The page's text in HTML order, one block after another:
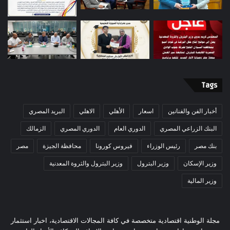
Tags
أخبار الفن والفنانين اسعار الأهلي الاهلي البريد المصري
البنك الزراعي المصري الدوري العام الدوري المصري الزمالك
بنك مصر رئيس الوزراء فيروس كورونا محافظة الجيزة مصر
وزير الإسكان وزير البترول وزير البترول والثروة المعدنية
وزير المالية
مجلة الوطنية اقتصادية متخصصة في كافة المجالات الاقتصادية، اخبار استثمار